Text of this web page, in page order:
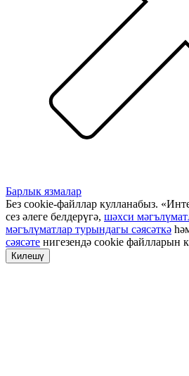
Барлык язмалар
Без cookie-файллар кулланабыз.
сез әлеге белдерүгә, шәхси
мәгълүматлар турындагы сәясәткә
сәясәте нигезендә cookie файлларын
Килешү